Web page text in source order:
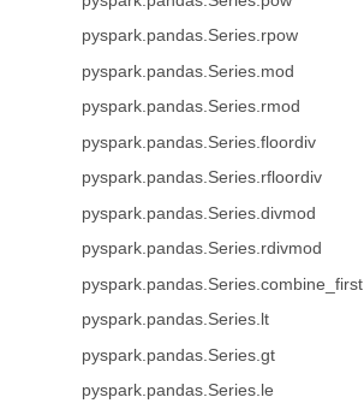
pyspark.pandas.Series.rpow
pyspark.pandas.Series.mod
pyspark.pandas.Series.rmod
pyspark.pandas.Series.floordiv
pyspark.pandas.Series.rfloordiv
pyspark.pandas.Series.divmod
pyspark.pandas.Series.rdivmod
pyspark.pandas.Series.combine_first
pyspark.pandas.Series.lt
pyspark.pandas.Series.gt
pyspark.pandas.Series.le